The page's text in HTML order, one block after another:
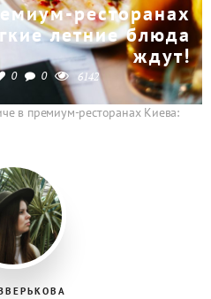
ресторанах
летние блюда
ждут!
0 0 6142
в премиум-ресторанах Киева: